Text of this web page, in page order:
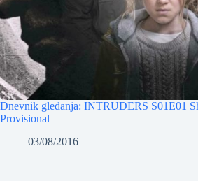
Dnevnik gledanja: INTRUDERS S01E01
Provisional
03/08/2016